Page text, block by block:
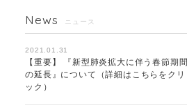
News ニュース
2021.01.31
【重要】 『新型肺炎拡大に伴う春節期間
の延長』について（詳細はこちらをクリ
ック）